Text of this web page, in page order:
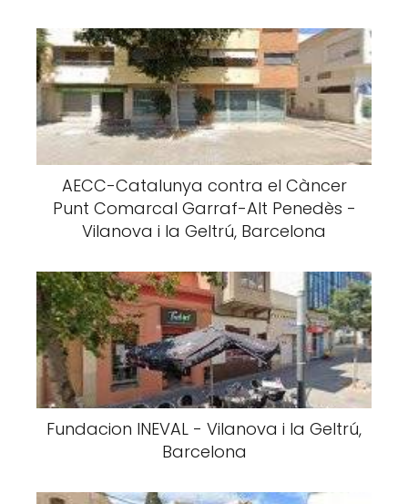
AECC-Catalunya contra el Càncer
Punt Comarcal Garraf-Alt Penedès -
Vilanova i la Geltrú, Barcelona
Fundacion INEVAL - Vilanova i la Geltrú,
Barcelona